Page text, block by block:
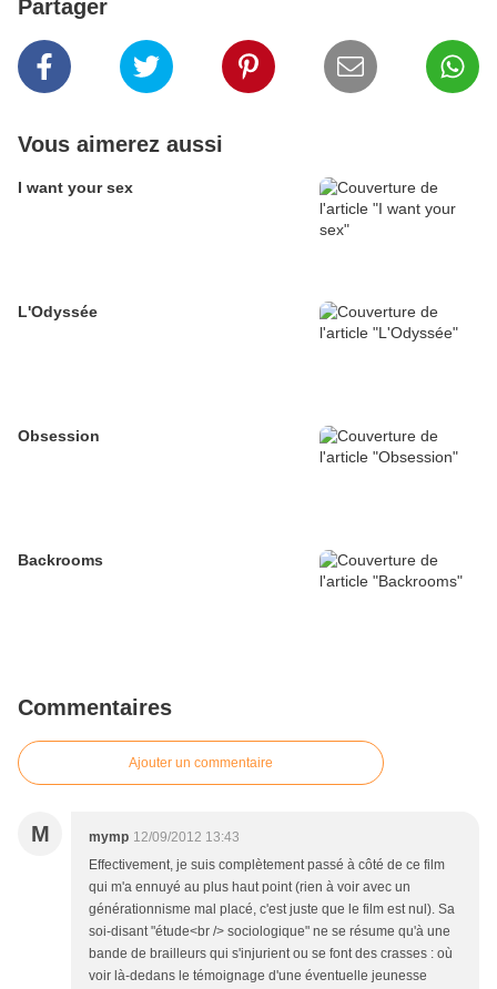
Partager
Vous aimerez aussi
I want your sex
L'Odyssée
Obsession
Backrooms
Commentaires
Ajouter un commentaire
M mymp 12/09/2012 13:43
Effectivement, je suis complètement passé à côté de ce film
qui m'a ennuyé au plus haut point (rien à voir avec un
générationnisme mal placé, c'est juste que le film est nul). Sa
soi-disant "étude<br /> sociologique" ne se résume qu'à une
bande de brailleurs qui s'injurient ou se font des crasses : où
voir là-dedans le témoignage d'une éventuelle jeunesse